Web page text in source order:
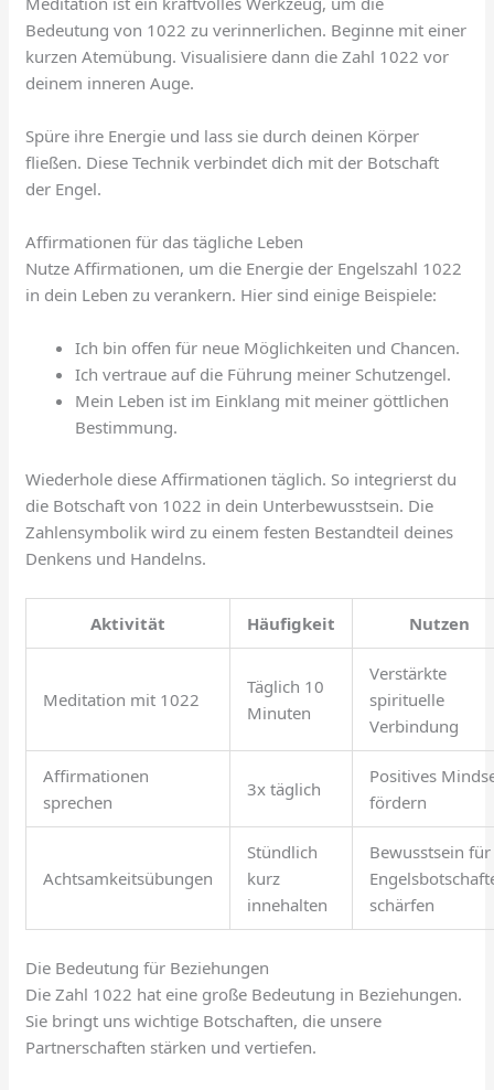
Bedeutung von 1022 zu verinnerlichen. Beginne mit einer
kurzen Atemübung. Visualisiere dann die Zahl 1022 vor
deinem inneren Auge.
Spüre ihre Energie und lass sie durch deinen Körper
fließen. Diese Technik verbindet dich mit der Botschaft
der Engel.
Affirmationen für das tägliche Leben
Nutze Affirmationen, um die Energie der Engelszahl 1022
in dein Leben zu verankern. Hier sind einige Beispiele:
Ich bin offen für neue Möglichkeiten und Chancen.
Ich vertraue auf die Führung meiner Schutzengel.
Mein Leben ist im Einklang mit meiner göttlichen
Bestimmung.
Wiederhole diese Affirmationen täglich. So integrierst du
die Botschaft von 1022 in dein Unterbewusstsein. Die
Zahlensymbolik wird zu einem festen Bestandteil deines
Denkens und Handelns.
Aktivität Häufigkeit Nutzen
Meditation mit 1022
Täglich 10
Minuten
Verstärkte
spirituelle
Verbindung
Affirmationen
sprechen
3x täglich
Positives
fördern
Achtsamkeitsübungen
Stündlich
kurz
innehalten
Bewusstsein für
schärfen
Die Bedeutung für Beziehungen
Die Zahl 1022 hat eine große Bedeutung in Beziehungen.
Sie bringt uns wichtige Botschaften, die unsere
Partnerschaften stärken und vertiefen.